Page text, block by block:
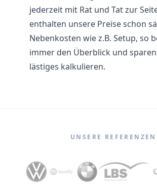
jederzeit mit Rat und Tat zur
enthalten unsere Preise schon
Nebenkosten wie z.B. Setup, so
immer den Überblick und
lästiges kalkulieren.
UNSERE REFERENZEN